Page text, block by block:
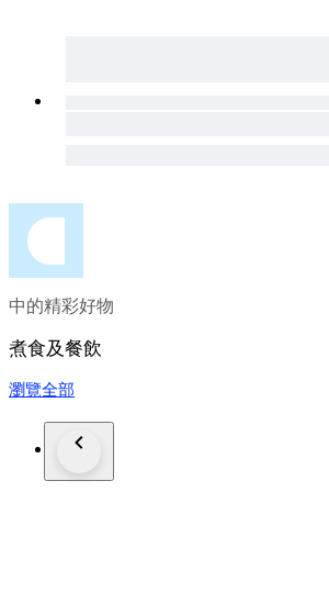
中的精彩好物
煮食及餐飲
瀏覽全部